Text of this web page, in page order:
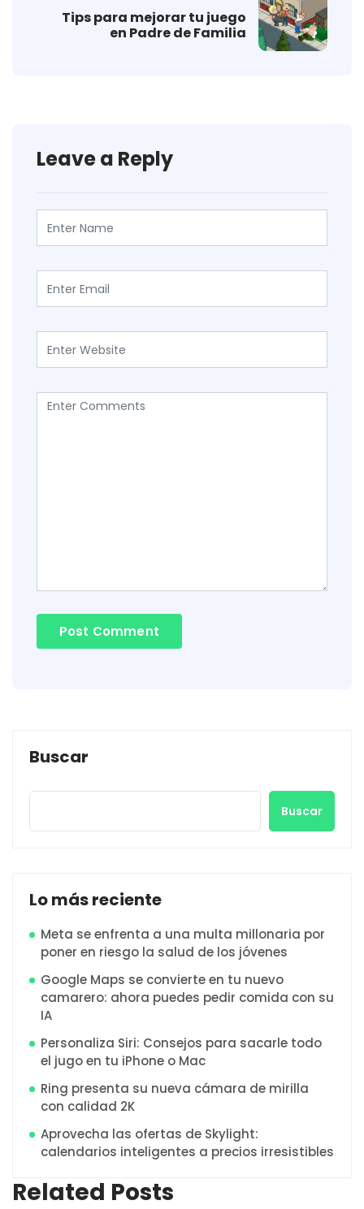
Tips para mejorar tu juego
en Padre de Familia
Leave a Reply
Buscar
Buscar
Lo más reciente
Meta se enfrenta a una multa millonaria por
poner en riesgo la salud de los jóvenes
Google Maps se convierte en tu nuevo
camarero: ahora puedes pedir comida con su
IA
Personaliza Siri: Consejos para sacarle todo
el jugo en tu iPhone o Mac
Ring presenta su nueva cámara de mirilla
con calidad 2K
Aprovecha las ofertas de Skylight:
calendarios inteligentes a precios irresistibles
Related Posts